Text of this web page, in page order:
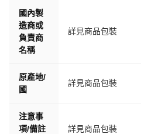
國內製
造商或
負責商
名稱
詳見商品包裝
原產地/
國
詳見商品包裝
注意事
項/備註
詳見商品包裝